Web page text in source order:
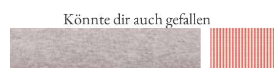
Könnte dir auch gefallen